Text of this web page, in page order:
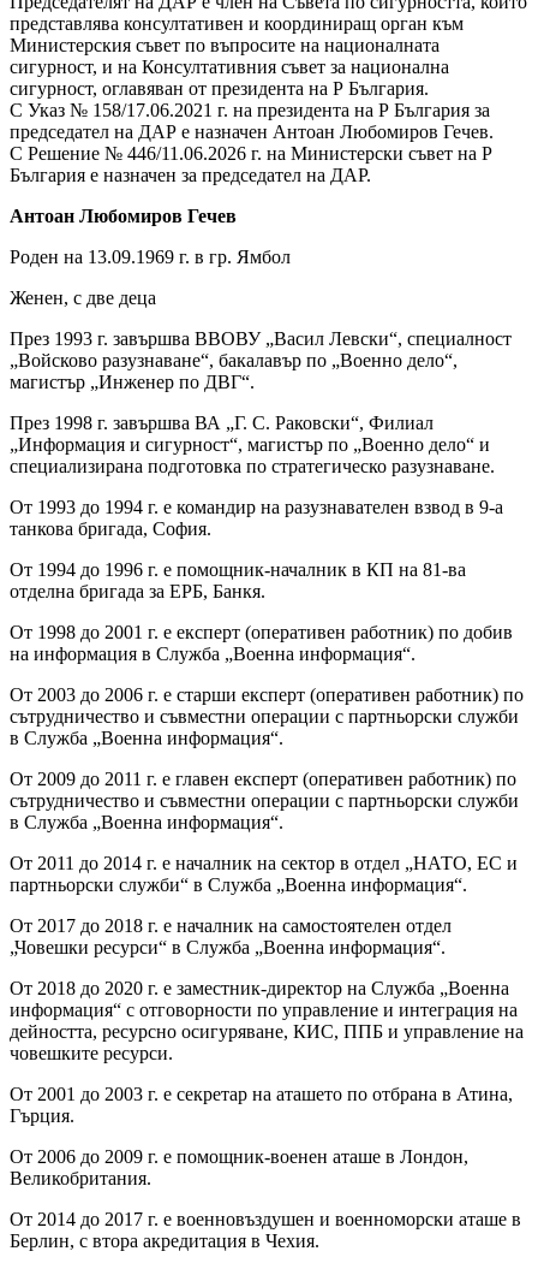
представлява консултативен и координиращ орган към
Министерския съвет по въпросите на националната
сигурност, и на Консултативния съвет за национална
сигурност, оглавяван от президента на Р България.
С Указ № 158/17.06.2021 г. на президента на Р България за
председател на ДАР е назначен Антоан Любомиров Гечев.
С Решение № 446/11.06.2026 г. на Министерски съвет на Р
България е назначен за председател на ДАР.
Антоан Любомиров Гечев
Роден на 13.09.1969 г. в гр. Ямбол
Женен, с две деца
През 1993 г. завършва ВВОВУ „Васил Левски“, специалност
„Войсково разузнаване“, бакалавър по „Военно дело“,
магистър „Инженер по ДВГ“.
През 1998 г. завършва ВА „Г. С. Раковски“, Филиал
„Информация и сигурност“, магистър по „Военно дело“ и
специализирана подготовка по стратегическо разузнаване.
От 1993 до 1994 г. е командир на разузнавателен взвод в 9-а
танкова бригада, София.
От 1994 до 1996 г. е помощник-началник в КП на 81-ва
отделна бригада за ЕРБ, Банкя.
От 1998 до 2001 г. е експерт (оперативен работник) по добив
на информация в Служба „Военна информация“.
От 2003 до 2006 г. е старши експерт (оперативен работник) по
сътрудничество и съвместни операции с партньорски служби
в Служба „Военна информация“.
От 2009 до 2011 г. е главен експерт (оперативен работник) по
сътрудничество и съвместни операции с партньорски служби
в Служба „Военна информация“.
От 2011 до 2014 г. е началник на сектор в отдел „НАТО, ЕС и
партньорски служби“ в Служба „Военна информация“.
От 2017 до 2018 г. е началник на самостоятелен отдел
„Човешки ресурси“ в Служба „Военна информация“.
От 2018 до 2020 г. е заместник-директор на Служба „Военна
информация“ с отговорности по управление и интеграция на
дейността, ресурсно осигуряване, КИС, ППБ и управление на
човешките ресурси.
От 2001 до 2003 г. е секретар на аташето по отбрана в Атина,
Гърция.
От 2006 до 2009 г. е помощник-военен аташе в Лондон,
Великобритания.
От 2014 до 2017 г. е военновъздушен и военноморски аташе в
Берлин, с втора акредитация в Чехия.